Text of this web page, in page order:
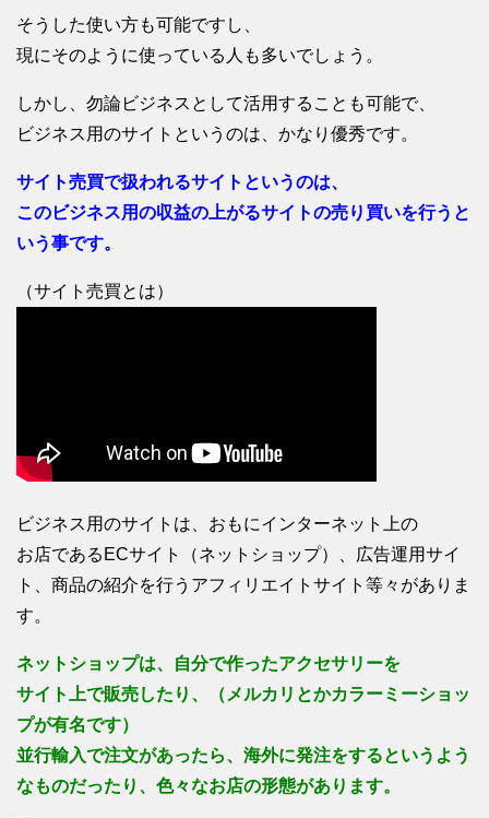
そうした使い方も可能ですし、
現にそのように使っている人も多いでしょう。
しかし、勿論ビジネスとして活用することも可能で、
ビジネス用のサイトというのは、かなり優秀です。
サイト売買で扱われるサイトというのは、
このビジネス用の収益の上がるサイトの売り買いを行うと
いう事です。
（サイト売買とは）
ビジネス用のサイトは、おもにインターネット上の
お店であるECサイト（ネットショップ）、広告運用サイ
ト、商品の紹介を行うアフィリエイトサイト等々がありま
す。
ネットショップは、自分で作ったアクセサリーを
サイト上で販売したり、（メルカリとかカラーミーショッ
プが有名です）
並行輸入で注文があったら、海外に発注をするというよう
なものだったり、色々なお店の形態があります。